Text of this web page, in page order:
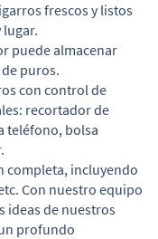
frescos y listos
puede almacenar
puros.
con control de
recortador de
teléfono, bolsa
completa, incluyendo
Con nuestro equipo
ideas de nuestros
profundo